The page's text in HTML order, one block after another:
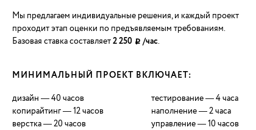
Мы предлагаем индивидуальные решения, и каждый проект
проходит этап оценки по предъявляемым требованиям.
Базовая ставка составляет2 250 /час.
МИНИМАЛЬНЫЙ ПРОЕКТ ВКЛЮЧАЕТ:
дизайн — 40 часов
копирайтинг — 12 часов
верстка — 20 часов
тестирование — 4 часа
наполнение — 2 часа
управление — 10 часов